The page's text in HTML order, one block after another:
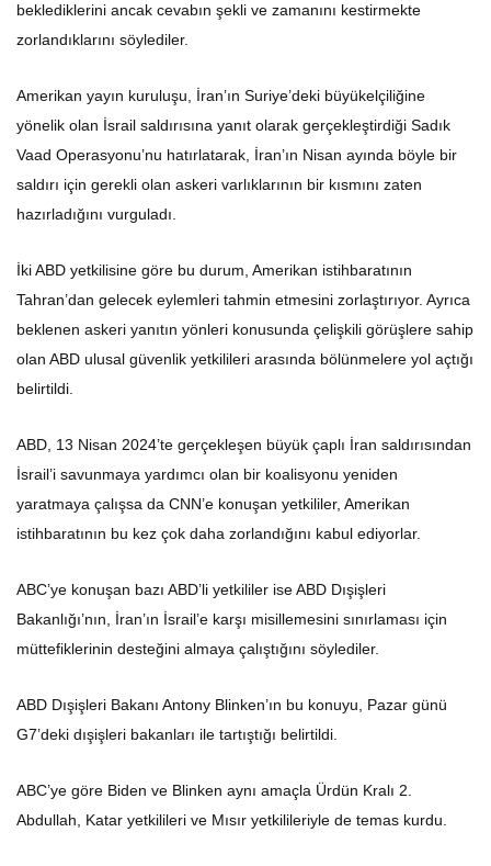
beklediklerini ancak cevabın şekli ve zamanını kestirmekte
zorlandıklarını söylediler.
Amerikan yayın kuruluşu, İran’ın Suriye’deki büyükelçiliğine
yönelik olan İsrail saldırısına yanıt olarak gerçekleştirdiği Sadık
Vaad Operasyonu’nu hatırlatarak, İran’ın Nisan ayında böyle bir
saldırı için gerekli olan askeri varlıklarının bir kısmını zaten
hazırladığını vurguladı.
İki ABD yetkilisine göre bu durum, Amerikan istihbaratının
Tahran’dan gelecek eylemleri tahmin etmesini zorlaştırıyor. Ayrıca
beklenen askeri yanıtın yönleri konusunda çelişkili görüşlere sahip
olan ABD ulusal güvenlik yetkilileri arasında bölünmelere yol açtığı
belirtildi.
ABD, 13 Nisan 2024’te gerçekleşen büyük çaplı İran saldırısından
İsrail’i savunmaya yardımcı olan bir koalisyonu yeniden
yaratmaya çalışsa da CNN’e konuşan yetkililer, Amerikan
istihbaratının bu kez çok daha zorlandığını kabul ediyorlar.
ABC’ye konuşan bazı ABD’li yetkililer ise ABD Dışişleri
Bakanlığı’nın, İran’ın İsrail’e karşı misillemesini sınırlaması için
müttefiklerinin desteğini almaya çalıştığını söylediler.
ABD Dışişleri Bakanı Antony Blinken’ın bu konuyu, Pazar günü
G7’deki dışişleri bakanları ile tartıştığı belirtildi.
ABC’ye göre Biden ve Blinken aynı amaçla Ürdün Kralı 2.
Abdullah, Katar yetkilileri ve Mısır yetkilileriyle de temas kurdu.